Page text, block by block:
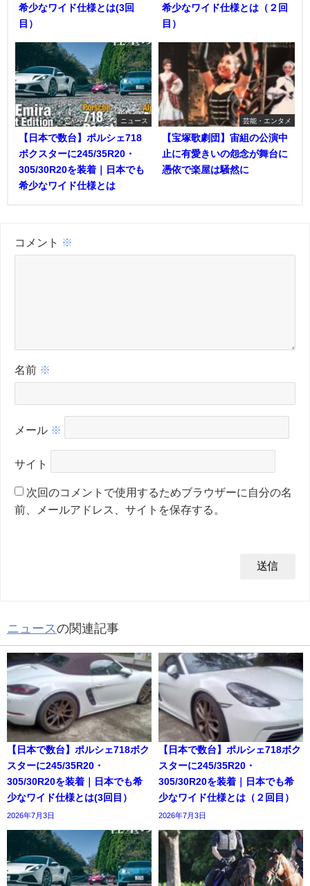
希少なワイド仕様とは(3回
目）
希少なワイド仕様とは（２回
目）
ニュース
【日本で数台】ポルシェ718
ボクスターに245/35R20・
305/30R20を装着｜日本でも
希少なワイド仕様とは
芸能・エンタメ
【宝塚歌劇団】宙組の公演中
止に有愛きいの怨念が舞台に
憑依で楽屋は騒然に
コメント ※
名前 ※
メール ※
サイト
次回のコメントで使用するためブラウザーに自分の名
前、メールアドレス、サイトを保存する。
ニュース の関連記事
【日本で数台】ポルシェ718ボク
スターに245/35R20・
305/30R20を装着｜日本でも希
少なワイド仕様とは(3回目）
2026年7月3日
【日本で数台】ポルシェ718ボク
スターに245/35R20・
305/30R20を装着｜日本でも希
少なワイド仕様とは（２回目）
2026年7月3日